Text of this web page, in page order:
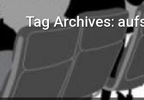
Tag Archives: